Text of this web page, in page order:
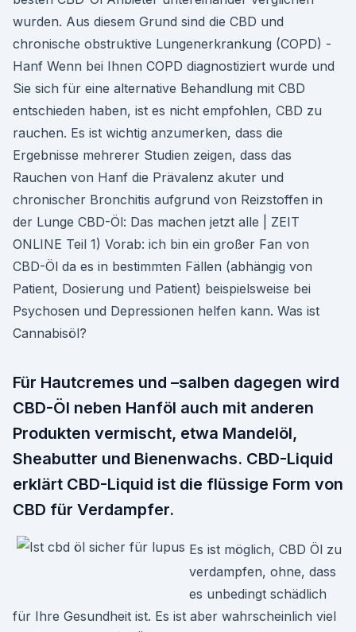
wurden. Aus diesem Grund sind die CBD und
chronische obstruktive Lungenerkrankung (COPD) -
Hanf Wenn bei Ihnen COPD diagnostiziert wurde und
Sie sich für eine alternative Behandlung mit CBD
entschieden haben, ist es nicht empfohlen, CBD zu
rauchen. Es ist wichtig anzumerken, dass die
Ergebnisse mehrerer Studien zeigen, dass das
Rauchen von Hanf die Prävalenz akuter und
chronischer Bronchitis aufgrund von Reizstoffen in
der Lunge CBD-Öl: Das machen jetzt alle | ZEIT
ONLINE Teil 1) Vorab: ich bin ein großer Fan von
CBD-Öl da es in bestimmten Fällen (abhängig von
Patient, Dosierung und Patient) beispielsweise bei
Psychosen und Depressionen helfen kann. Was ist
Cannabisöl?
Für Hautcremes und –salben dagegen wird
CBD-Öl neben Hanföl auch mit anderen
Produkten vermischt, etwa Mandelöl,
Sheabutter und Bienenwachs. CBD-Liquid
erklärt CBD-Liquid ist die flüssige Form von
CBD für Verdampfer.
Es ist möglich, CBD Öl zu
verdampfen, ohne, dass
es unbedingt schädlich
für Ihre Gesundheit ist. Es ist aber wahrscheinlich viel